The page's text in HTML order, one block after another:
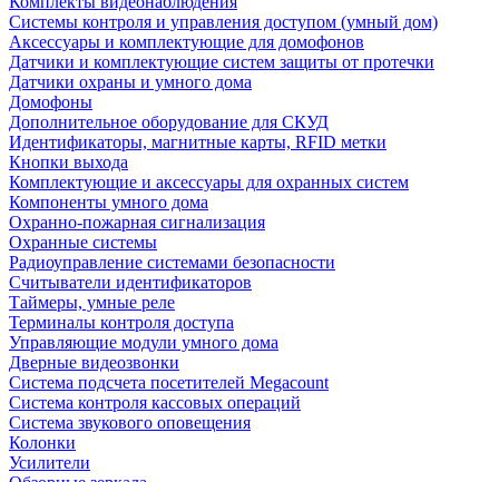
Системы контроля и управления доступом (умный дом)
Аксессуары и комплектующие для домофонов
Датчики и комплектующие систем защиты от протечки
Датчики охраны и умного дома
Домофоны
Дополнительное оборудование для СКУД
Идентификаторы, магнитные карты, RFID метки
Кнопки выхода
Комплектующие и аксессуары для охранных систем
Компоненты умного дома
Охранно-пожарная сигнализация
Охранные системы
Радиоуправление системами безопасности
Считыватели идентификаторов
Таймеры, умные реле
Терминалы контроля доступа
Управляющие модули умного дома
Дверные видеозвонки
Система подсчета посетителей Megacount
Система контроля кассовых операций
Система звукового оповещения
Колонки
Усилители